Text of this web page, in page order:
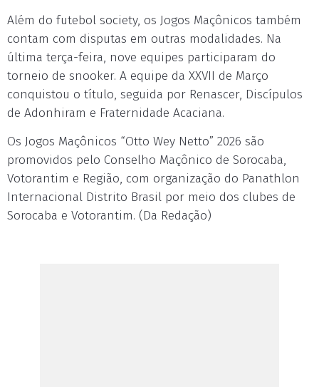
Além do futebol society, os Jogos Maçônicos também
contam com disputas em outras modalidades. Na
última terça-feira, nove equipes participaram do
torneio de snooker. A equipe da XXVII de Março
conquistou o título, seguida por Renascer, Discípulos
de Adonhiram e Fraternidade Acaciana.
Os Jogos Maçônicos “Otto Wey Netto” 2026 são
promovidos pelo Conselho Maçônico de Sorocaba,
Votorantim e Região, com organização do Panathlon
Internacional Distrito Brasil por meio dos clubes de
Sorocaba e Votorantim. (Da Redação)